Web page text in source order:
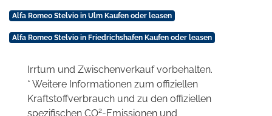
Alfa Romeo Stelvio in Ulm Kaufen oder leasen
Alfa Romeo Stelvio in Friedrichshafen Kaufen oder leasen
Irrtum und Zwischenverkauf vorbehalten.
* Weitere Informationen zum offiziellen
Kraftstoffverbrauch und zu den offiziellen
spezifischen CO2-Emissionen und